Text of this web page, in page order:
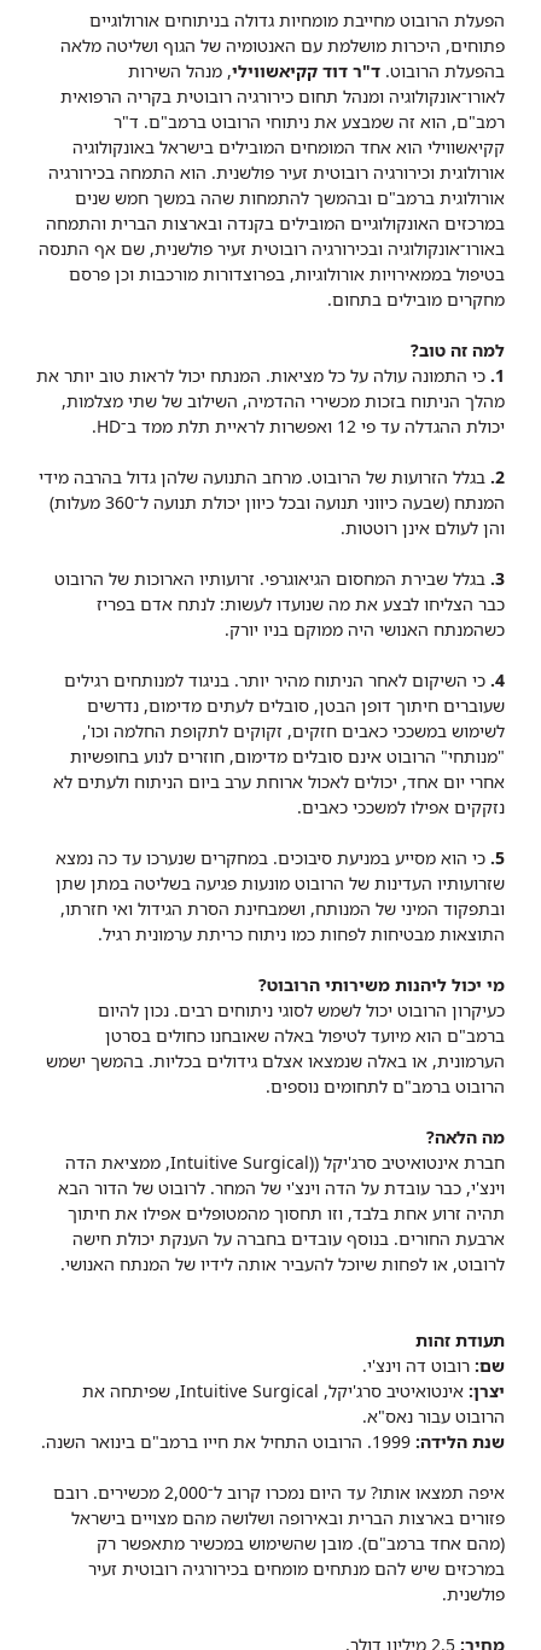
הפעלת הרובוט מחייבת מומחיות גדולה בניתוחים אורולוגיים
פתוחים, היכרות מושלמת עם האנטומיה של הגוף ושליטה מלאה
בהפעלת הרובוט. ד"ר דוד קקיאשווילי, מנהל השירות
לאורו־אונקולוגיה ומנהל תחום כירורגיה רובוטית בקריה הרפואית
רמב"ם, הוא זה שמבצע את ניתוחי הרובוט ברמב"ם. ד"ר
קקיאשווילי הוא אחד המומחים המובילים בישראל באונקולוגיה
אורולוגית וכירורגיה רובוטית זעיר פולשנית. הוא התמחה בכירורגיה
אורולוגית ברמב"ם ובהמשך להתמחות שהה במשך חמש שנים
במרכזים האונקולוגיים המובילים בקנדה ובארצות הברית והתמחה
באורו־אונקולוגיה ובכירורגיה רובוטית זעיר פולשנית, שם אף התנסה
בטיפול בממאירויות אורולוגיות, בפרוצדורות מורכבות וכן פרסם
מחקרים מובילים בתחום.
למה זה טוב?
1. כי התמונה עולה על כל מציאות. המנתח יכול לראות טוב יותר את
מהלך הניתוח בזכות מכשירי ההדמיה, השילוב של שתי מצלמות,
יכולת ההגדלה עד פי 12 ואפשרות לראיית תלת ממד ב־HD.
2. בגלל הזרועות של הרובוט. מרחב התנועה שלהן גדול בהרבה מידי
המנתח (שבעה כיווני תנועה ובכל כיוון יכולת תנועה ל־360 מעלות)
והן לעולם אינן רוטטות.
3. בגלל שבירת המחסום הגיאוגרפי. זרועותיו הארוכות של הרובוט
כבר הצליחו לבצע את מה שנועדו לעשות: לנתח אדם בפריז
כשהמנתח האנושי היה ממוקם בניו יורק.
4. כי השיקום לאחר הניתוח מהיר יותר. בניגוד למנותחים רגילים
שעוברים חיתוך דופן הבטן, סובלים לעתים מדימום, נדרשים
לשימוש במשככי כאבים חזקים, זקוקים לתקופת החלמה וכו',
"מנותחי" הרובוט אינם סובלים מדימום, חוזרים לנוע בחופשיות
אחרי יום אחד, יכולים לאכול ארוחת ערב ביום הניתוח ולעתים לא
נזקקים אפילו למשככי כאבים.
5. כי הוא מסייע במניעת סיבוכים. במחקרים שנערכו עד כה נמצא
שזרועותיו העדינות של הרובוט מונעות פגיעה בשליטה במתן שתן
ובתפקוד המיני של המנותח, ושמבחינת הסרת הגידול ואי חזרתו,
התוצאות מבטיחות לפחות כמו ניתוח כריתת ערמונית רגיל.
מי יכול ליהנות משירותי הרובוט?
כעיקרון הרובוט יכול לשמש לסוגי ניתוחים רבים. נכון להיום
ברמב"ם הוא מיועד לטיפול באלה שאובחנו כחולים בסרטן
הערמונית, או באלה שנמצאו אצלם גידולים בכליות. בהמשך ישמש
הרובוט ברמב"ם לתחומים נוספים.
מה הלאה?
חברת אינטואיטיב סרג'יקל ((Intuitive Surgical, ממציאת הדה
וינצ'י, כבר עובדת על הדה וינצ'י של המחר. לרובוט של הדור הבא
תהיה זרוע אחת בלבד, וזו תחסוך מהמטופלים אפילו את חיתוך
ארבעת החורים. בנוסף עובדים בחברה על הענקת יכולת חישה
לרובוט, או לפחות שיוכל להעביר אותה לידיו של המנתח האנושי.
תעודת זהות
שם: רובוט דה וינצ'י.
יצרן:
אינטואיטיב סרג'יקל, Intuitive Surgical, שפיתחה את
הרובוט עבור נאס"א.
שנת הלידה:
איפה תמצאו אותו? עד היום נמכרו קרוב ל־2,000 מכשירים. רובם
פזורים בארצות הברית ובאירופה ושלושה מהם מצויים בישראל
(מהם אחד ברמב"ם). מובן שהשימוש במכשיר מתאפשר רק
במרכזים שיש להם מנתחים מומחים בכירורגיה רובוטית זעיר
פולשנית.
מחיר: